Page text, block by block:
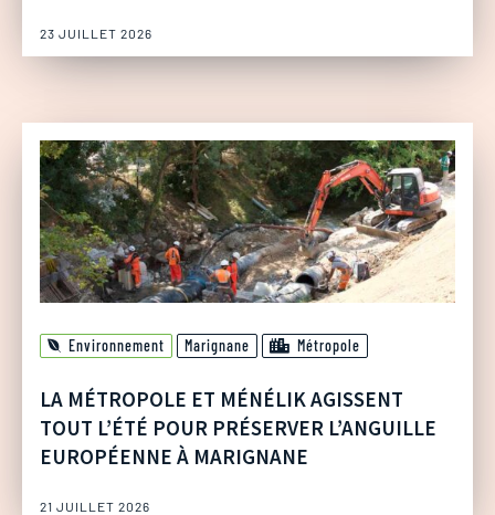
23 JUILLET 2026
Environnement Marignane Métropole
LA MÉTROPOLE ET MÉNÉLIK AGISSENT
TOUT L’ÉTÉ POUR PRÉSERVER L’ANGUILLE
EUROPÉENNE À MARIGNANE
21 JUILLET 2026